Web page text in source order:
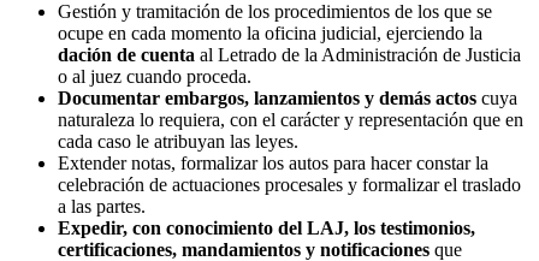
Gestión y tramitación de los procedimientos de los que se
ocupe en cada momento la oficina judicial, ejerciendo la
dación de cuenta al Letrado de la Administración de Justicia
o al juez cuando proceda.
Documentar embargos, lanzamientos y demás actos cuya
naturaleza lo requiera, con el carácter y representación que en
cada caso le atribuyan las leyes.
Extender notas, formalizar los autos para hacer constar la
celebración de actuaciones procesales y formalizar el traslado
a las partes.
Expedir, con conocimiento del LAJ, los testimonios,
certificaciones, mandamientos y notificaciones que